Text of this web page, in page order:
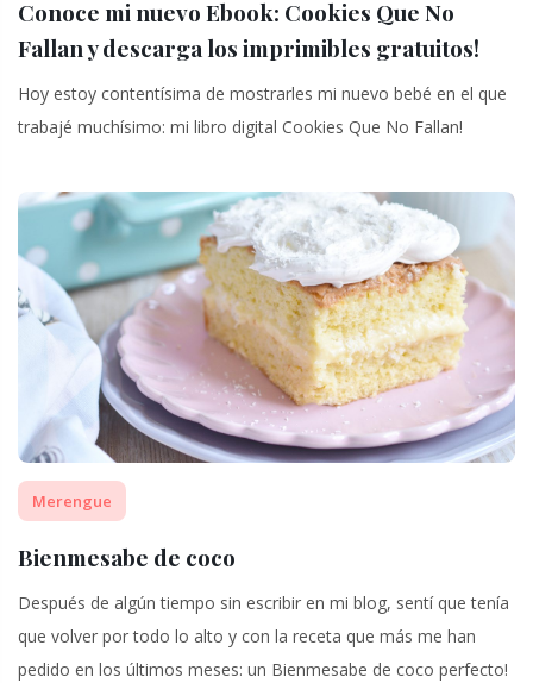
Conoce mi nuevo Ebook: Cookies Que No
Fallan y descarga los imprimibles gratuitos!
Hoy estoy contentísima de mostrarles mi nuevo bebé en el que
trabajé muchísimo: mi libro digital Cookies Que No Fallan!
Merengue
Bienmesabe de coco
Después de algún tiempo sin escribir en mi blog, sentí que tenía
que volver por todo lo alto y con la receta que más me han
pedido en los últimos meses: un Bienmesabe de coco perfecto!